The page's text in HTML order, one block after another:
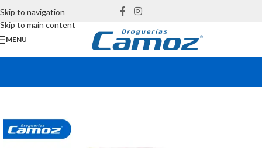
Skip to navigation
Skip to main content
MENU